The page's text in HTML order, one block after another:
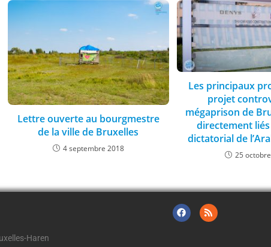
Lettre ouverte au bourgmestre
de la ville de Bruxelles
4 septembre 2018
Les principaux
projet
mégaprison de
directement
dictatorial de
25
Haren